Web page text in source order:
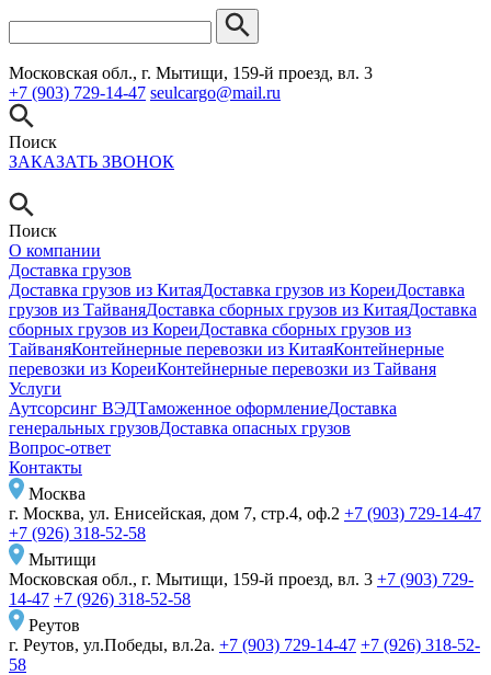
Московская обл., г. Мытищи, 159-й проезд, вл. 3
+7 (903) 729-14-47 seulcargo@mail.ru
Поиск
ЗАКАЗАТЬ ЗВОНОК
Поиск
О компании
Доставка грузов
Доставка грузов из КитаяДоставка грузов из КореиДоставка
грузов из ТайваняДоставка сборных грузов из КитаяДоставка
сборных грузов из КореиДоставка сборных грузов из
ТайваняКонтейнерные перевозки из КитаяКонтейнерные
перевозки из КореиКонтейнерные перевозки из Тайваня
Услуги
Аутсорсинг ВЭДТаможенное оформлениеДоставка
генеральных грузовДоставка опасных грузов
Вопрос-ответ
Контакты
Москва
г. Москва, ул. Енисейская, дом 7, стр.4, оф.2 +7 (903) 729-14-47
+7 (926) 318-52-58
Мытищи
Московская обл., г. Мытищи, 159-й проезд, вл. 3 +7 (903) 729-
14-47 +7 (926) 318-52-58
Реутов
г. Реутов, ул.Победы, вл.2а. +7 (903) 729-14-47 +7 (926) 318-52-
58